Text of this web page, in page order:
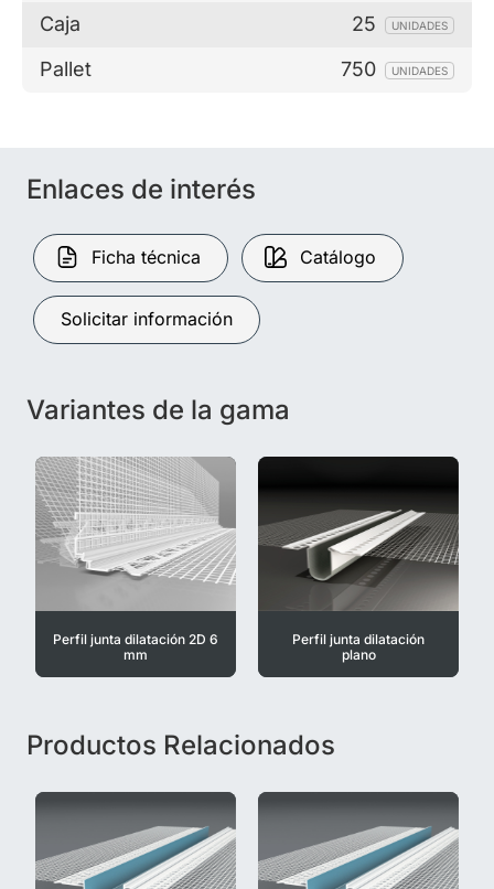
Caja 25 UNIDADES
Pallet 750 UNIDADES
Enlaces de interés
Ficha técnica Catálogo
Solicitar información
Variantes de la gama
Perfil junta dilatación 2D 6
mm
Perfil junta dilatación
plano
Productos Relacionados